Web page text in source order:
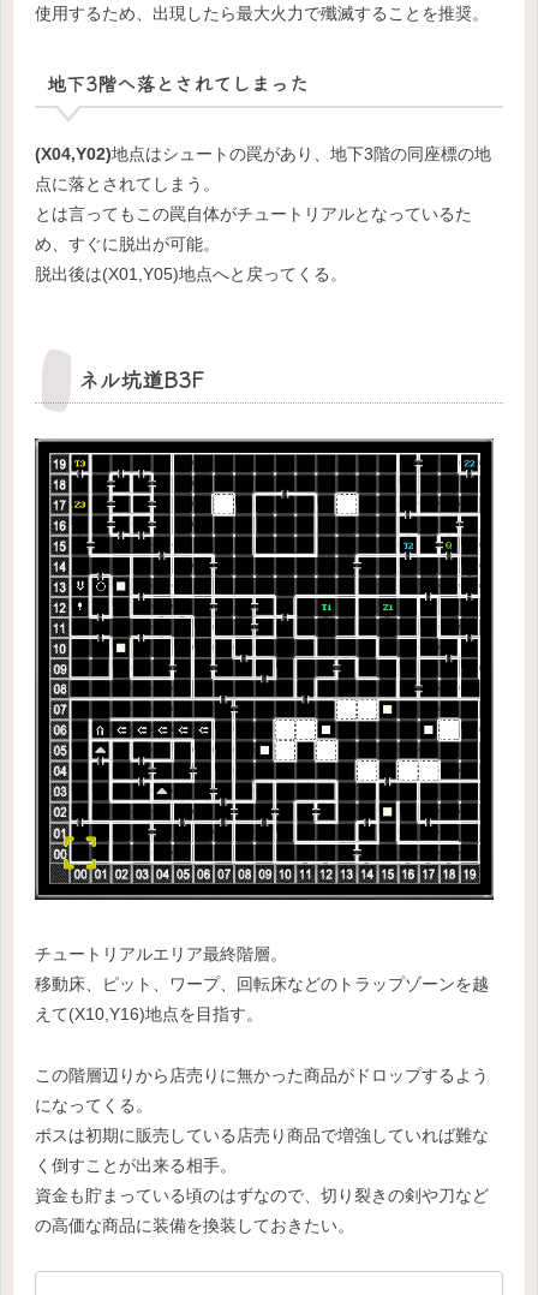
使用するため、出現したら最大火力で殲滅することを推奨。
地下3階へ落とされてしまった
(X04,Y02)地点はシュートの罠があり、地下3階の同座標の地
点に落とされてしまう。
とは言ってもこの罠自体がチュートリアルとなっているた
め、すぐに脱出が可能。
脱出後は(X01,Y05)地点へと戻ってくる。
ネル坑道B3F
チュートリアルエリア最終階層。
移動床、ピット、ワープ、回転床などのトラップゾーンを越
えて(X10,Y16)地点を目指す。
この階層辺りから店売りに無かった商品がドロップするよう
になってくる。
ボスは初期に販売している店売り商品で増強していれば難な
く倒すことが出来る相手。
資金も貯まっている頃のはずなので、切り裂きの剣や刀など
の高価な商品に装備を換装しておきたい。